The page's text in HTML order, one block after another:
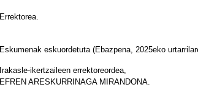
Errektorea.
Eskumenak eskuordetuta (Ebazpena, 2025eko
Irakasle-ikertzaileen errektoreordea,
EFREN ARESKURRINAGA MIRANDONA.